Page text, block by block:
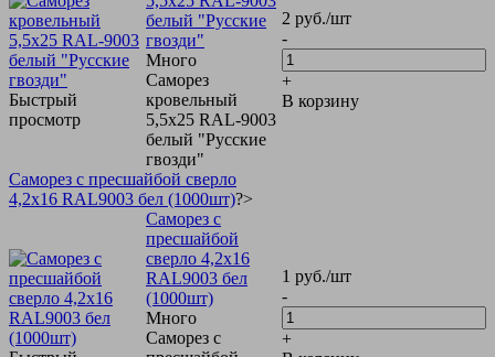
Быстрый
просмотр
белый "Русские
гвозди"
Много
Саморез
кровельный
5,5х25 RAL-9003
белый "Русские
гвозди"
2 руб./шт
-
+
В корзину
Саморез с пресшайбой сверло
4,2х16 RAL9003 бел (1000шт)?>
Саморез с
пресшайбой
сверло 4,2х16
RAL9003 бел
(1000шт)
Много
Саморез с
1 руб./шт
-
+